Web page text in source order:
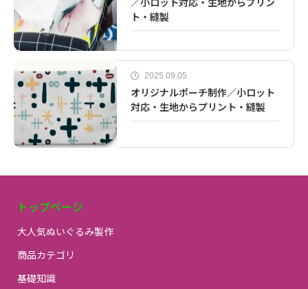
／小ロット対応・生地からプリン
ト・縫製
2025.09.05
オリジナルポーチ制作／小ロット
対応・生地からプリント・縫製
トップページ
大人気ぬいぐるみ製作
商品カテゴリ
基礎知識